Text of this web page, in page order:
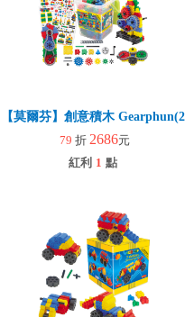
)
【莫爾芬】創意積木
79 折 2686元
紅利 1 點